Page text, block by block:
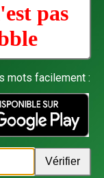
pas
mots facilement :